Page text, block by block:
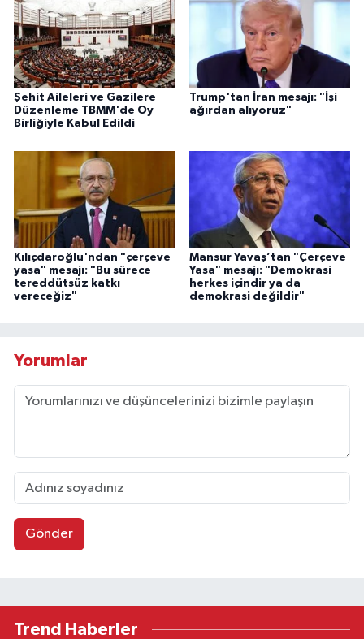
Şehit Aileleri ve Gazilere
Düzenleme TBMM'de Oy
Birliğiyle Kabul Edildi
Trump'tan İran mesajı: "İşi
ağırdan alıyoruz"
Kılıçdaroğlu'ndan "çerçeve
yasa" mesajı: "Bu sürece
tereddütsüz katkı
vereceğiz"
Mansur Yavaş’tan "Çerçeve
Yasa" mesajı: "Demokrasi
herkes içindir ya da
demokrasi değildir"
Yorumlar
Gönder
Trend Haberler